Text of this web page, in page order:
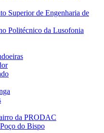
Superior de Engenharia de
Politécnico da Lusofonia
da PRODAC
do Bispo